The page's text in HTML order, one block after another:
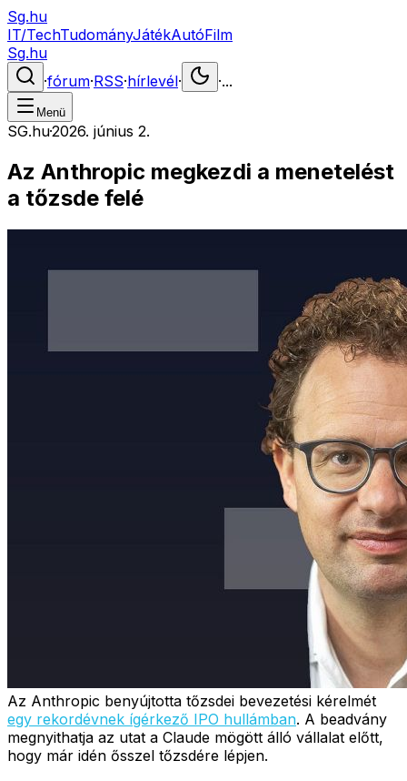
Sg.hu
IT/TechTudományJátékAutóFilm
Sg.hu
·fórum·RSS·hírlevél· ·...
Menü
SG.hu·2026. június 2.
Az Anthropic megkezdi a menetelést
a tőzsde felé
Az Anthropic benyújtotta tőzsdei bevezetési kérelmét
egy rekordévnek ígérkező IPO hullámban. A beadvány
megnyithatja az utat a Claude mögött álló vállalat előtt,
hogy már idén ősszel tőzsdére lépjen.